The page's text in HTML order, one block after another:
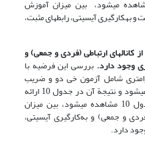
است. چنان که در جدول 9 مشاهده می‎شود، بین میزان آموزش
روستاییان در زمینة رایانه و اینترنت و به‎کارگیری آی‎سی‎تی، رابطه‎ای مثبت،
کانالهای ارتباطی (فردی و جمعی) و
وجود دارد. بررسی این فرضیه با
شامل آزمون خی دو و ضریب
همبستگی توافقی پیرسن انجام می‎شود و نتیجة آن در جدول 10 ارائه
شده است. همان‎طور که در جدول 10 مشاهده می‎شود، بین میزان
بهره‎مندی از کانالهای ارتباطی (فردی و جمعی) و به‌کارگیری آی‎سی‎تی،